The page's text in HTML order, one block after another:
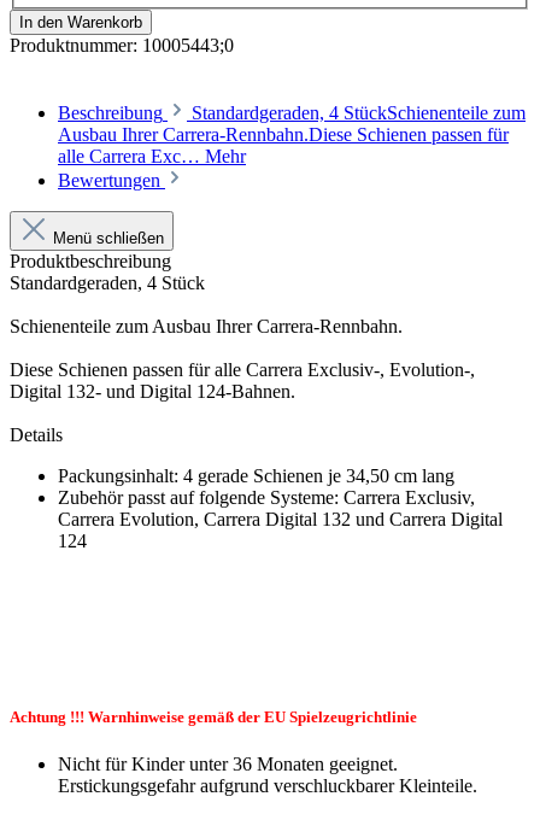
In den Warenkorb
Produktnummer: 10005443;0
Beschreibung
Standardgeraden, 4 StückSchienenteile zum
Ausbau Ihrer Carrera-Rennbahn.Diese Schienen passen für
alle Carrera Exc… Mehr
Bewertungen
Menü schließen
Produktbeschreibung
Standardgeraden, 4 Stück
Schienenteile zum Ausbau Ihrer Carrera-Rennbahn.
Diese Schienen passen für alle Carrera Exclusiv-, Evolution-,
Digital 132- und Digital 124-Bahnen.
Details
Packungsinhalt: 4 gerade Schienen je 34,50 cm lang
Zubehör passt auf folgende Systeme: Carrera Exclusiv,
Carrera Evolution, Carrera Digital 132 und Carrera Digital
124
Achtung !!! Warnhinweise gemäß der EU Spielzeugrichtlinie
Nicht für Kinder unter 36 Monaten geeignet.
Erstickungsgefahr aufgrund verschluckbarer Kleinteile.